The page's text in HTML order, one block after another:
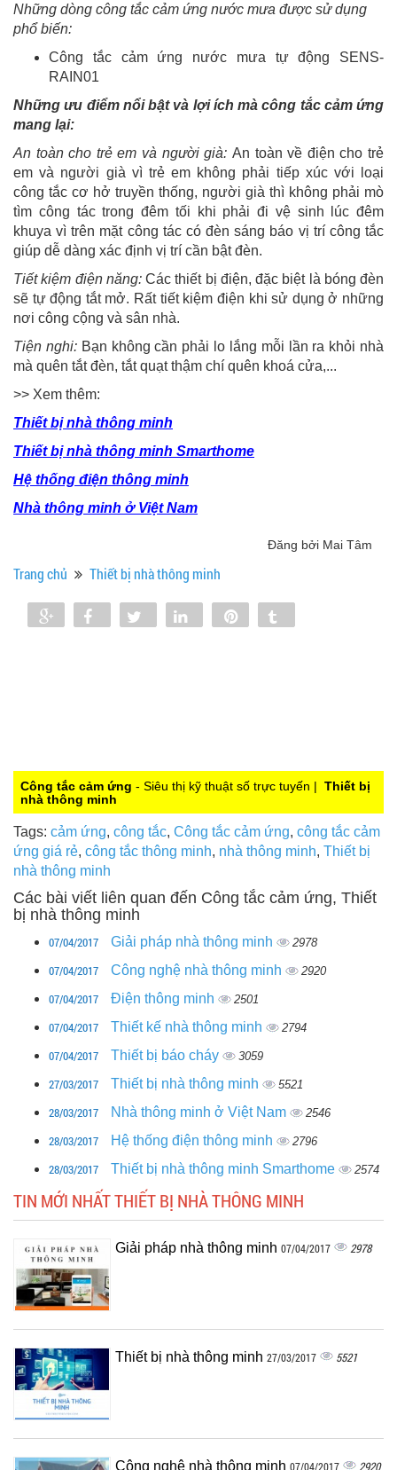
Những dòng công tắc cảm ứng nước mưa được sử dụng
phổ biến:
Công tắc cảm ứng nước mưa tự động SENS-
RAIN01
Những ưu điểm nổi bật và lợi ích mà công tắc cảm ứng
mang lại:
An toàn cho trẻ em và người già: An toàn về điện cho trẻ
em và người già vì trẻ em không phải tiếp xúc với loại
công tắc cơ hở truyền thống, người già thì không phải mò
tìm công tác trong đêm tối khi phải đi vệ sinh lúc đêm
khuya vì trên mặt công tác có đèn sáng báo vị trí công tắc
giúp dễ dàng xác định vị trí cần bật đèn.
Tiết kiệm điện năng: Các thiết bị điện, đặc biệt là bóng đèn
sẽ tự động tắt mở. Rất tiết kiệm điện khi sử dụng ở những
nơi công cộng và sân nhà.
Tiện nghi:Bạn không cần phải lo lắng mỗi lần ra khỏi nhà
mà quên tắt đèn, tắt quạt thậm chí quên khoá cửa,...
>> Xem thêm:
Thiết bị nhà thông minh
Thiết bị nhà thông minh Smarthome
Hệ thống điện thông minh
Nhà thông minh ở Việt Nam
Đăng bởi Mai Tâm
Trang chủ Thiết bị nhà thông minh
Share Share Tweet Share
Công tắc cảm ứng - Siêu thị kỹ thuật số trực tuyến | Thiết bị
nhà thông minh
Tags: cảm ứng, công tắc, Công tắc cảm ứng, công tắc cảm
ứng giá rẻ, công tắc thông minh, nhà thông minh, Thiết bị
nhà thông minh
Các bài viết liên quan đến Công tắc cảm ứng, Thiết
bị nhà thông minh
07/04/2017 Giải pháp nhà thông minh 2978
07/04/2017 Công nghệ nhà thông minh 2920
07/04/2017 Điện thông minh 2501
07/04/2017 Thiết kế nhà thông minh 2794
07/04/2017 Thiết bị báo cháy 3059
27/03/2017 Thiết bị nhà thông minh 5521
28/03/2017 Nhà thông minh ở Việt Nam 2546
28/03/2017 Hệ thống điện thông minh 2796
28/03/2017 Thiết bị nhà thông minh Smarthome 2574
TIN MỚI NHẤT THIẾT BỊ NHÀ THÔNG MINH
Giải pháp nhà thông minh 07/04/2017 2978
Thiết bị nhà thông minh 27/03/2017 5521
Công nghệ nhà thông minh 07/04/2017 2920